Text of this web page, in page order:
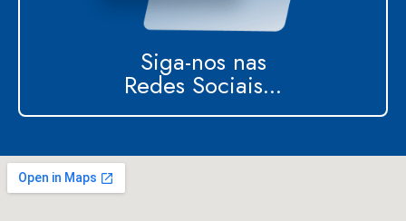
Siga-nos nas
Redes Sociais...